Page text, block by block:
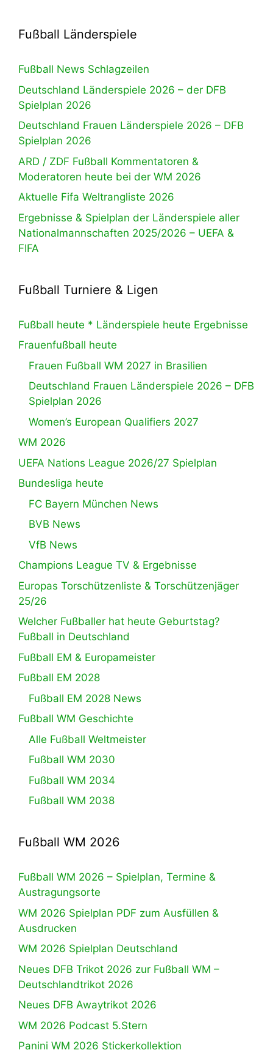
Fußball Länderspiele
Fußball News Schlagzeilen
Deutschland Länderspiele 2026 – der DFB
Spielplan 2026
Deutschland Frauen Länderspiele 2026 – DFB
Spielplan 2026
ARD / ZDF Fußball Kommentatoren &
Moderatoren heute bei der WM 2026
Aktuelle Fifa Weltrangliste 2026
Ergebnisse & Spielplan der Länderspiele aller
Nationalmannschaften 2025/2026 – UEFA &
FIFA
Fußball Turniere & Ligen
Fußball heute * Länderspiele heute Ergebnisse
Frauenfußball heute
Frauen Fußball WM 2027 in Brasilien
Deutschland Frauen Länderspiele 2026 – DFB
Spielplan 2026
Women’s European Qualifiers 2027
WM 2026
UEFA Nations League 2026/27 Spielplan
Bundesliga heute
FC Bayern München News
BVB News
VfB News
Champions League TV & Ergebnisse
Europas Torschützenliste & Torschützenjäger
25/26
Welcher Fußballer hat heute Geburtstag?
Fußball in Deutschland
Fußball EM & Europameister
Fußball EM 2028
Fußball EM 2028 News
Fußball WM Geschichte
Alle Fußball Weltmeister
Fußball WM 2030
Fußball WM 2034
Fußball WM 2038
Fußball WM 2026
Fußball WM 2026 – Spielplan, Termine &
Austragungsorte
WM 2026 Spielplan PDF zum Ausfüllen &
Ausdrucken
WM 2026 Spielplan Deutschland
Neues DFB Trikot 2026 zur Fußball WM –
Deutschlandtrikot 2026
Neues DFB Awaytrikot 2026
WM 2026 Podcast 5.Stern
Panini WM 2026 Stickerkollektion